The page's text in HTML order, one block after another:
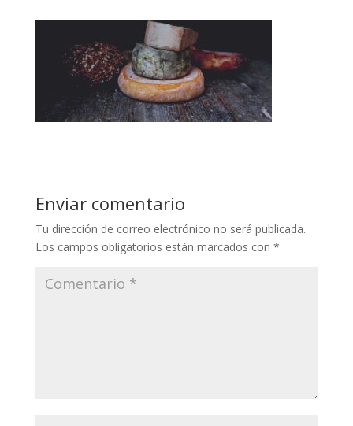
Enviar comentario
Tu dirección de correo electrónico no será publicada.
Los campos obligatorios están marcados con *